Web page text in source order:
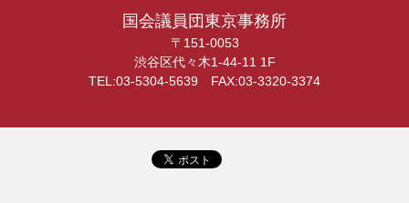
国会議員団東京事務所
〒151-0053
渋谷区代々木1-44-11 1F
TEL:03-5304-5639 FAX:03-3320-3374